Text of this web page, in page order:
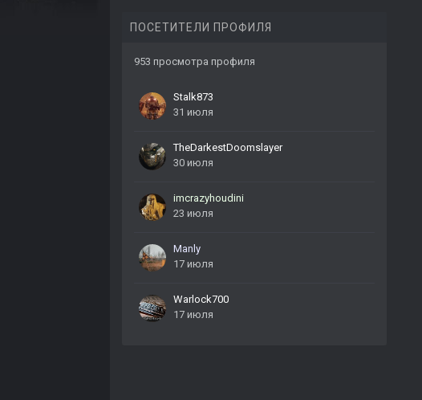
ПОСЕТИТЕЛИ ПРОФИЛЯ
953 просмотра профиля
Stalk873
31 июля
TheDarkestDoomslayer
30 июля
imcrazyhoudini
23 июля
Manly
17 июля
Warlock700
17 июля